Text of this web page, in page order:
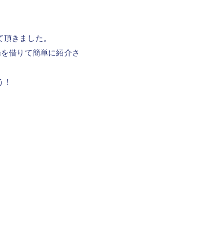
きました。
借りて簡単に紹介さ